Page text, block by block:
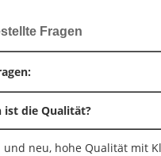
Fragen
ist die Qualität?
und neu, hohe Qualität mit